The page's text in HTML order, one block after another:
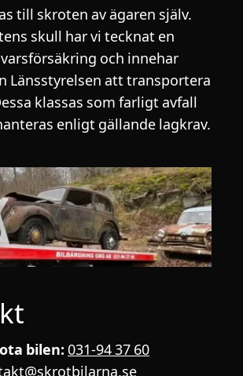
till skroten av ägaren själv.
skull har vi tecknat en
och innehar
Länsstyrelsen att transportera
klassas som farligt avfall
enligt gällande lagkrav.
bilen: 031-94 37 60